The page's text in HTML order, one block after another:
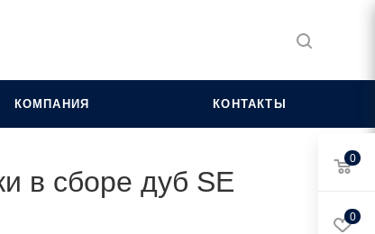
КОМПАНИЯ КОНТАКТЫ
в сборе дуб SE
0
0